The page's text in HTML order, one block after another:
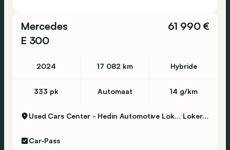
Mercedes
E 300
61 990 €
2024 17 082 km Hybride
333 pk Automaat 14 g/km
Used Cars Center - Hedin Automotive Lokeren Lokeren
Car-Pass